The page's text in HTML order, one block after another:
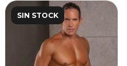
SIN STOCK